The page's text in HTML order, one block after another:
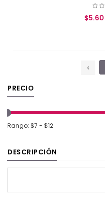
$5.60
PRECIO
Rango: $7 - $12
DESCRIPCIÓN